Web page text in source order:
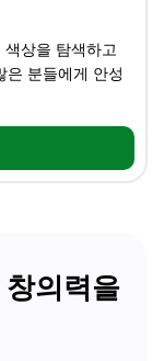
상을 탐색하고
은 분들에게 안성
의력을